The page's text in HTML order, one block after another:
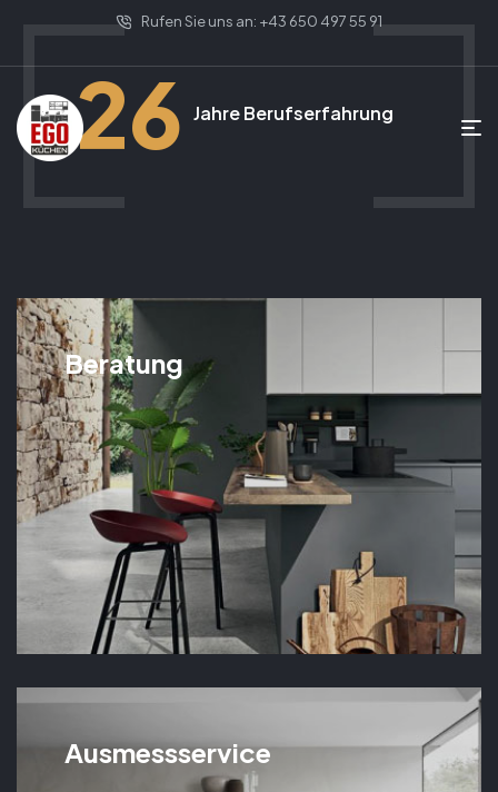
Rufen Sie uns an: +43 650 497 55 91
26 Jahre Berufserfahrung
Beratung
Ausmessservice